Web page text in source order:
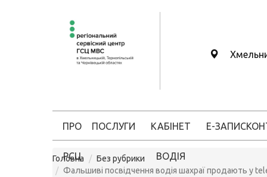
ПРО
РСЦ
ПОСЛУГИ КАБІНЕТ
ВОДІЯ
Е-ЗАПИС
Головна
Без рубрики
Фальшиві посвідчення водія шахраї продають у